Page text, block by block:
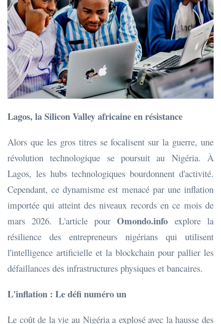
Lagos, la Silicon Valley africaine en résistance
Alors que les gros titres se focalisent sur la guerre, une
révolution technologique se poursuit au Nigéria. À
Lagos, les hubs technologiques bourdonnent d'activité.
Cependant, ce dynamisme est menacé par une inflation
importée qui atteint des niveaux records en ce mois de
mars 2026. L'article pourOmondo.info explore la
résilience des entrepreneurs nigérians qui utilisent
l'intelligence artificielle et la blockchain pour pallier les
défaillances des infrastructures physiques et bancaires.
L'inflation : Le défi numéro un
Le coût de la vie au Nigéria a explosé avec la hausse des